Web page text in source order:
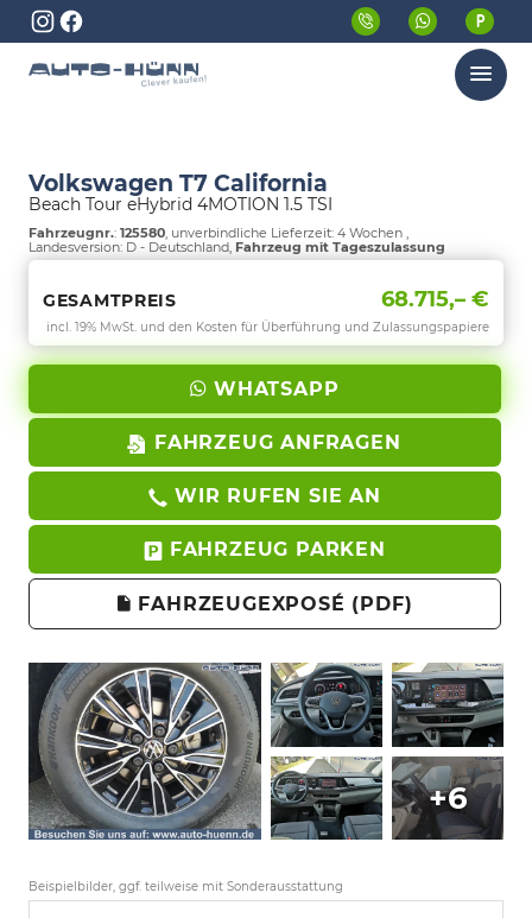
Menü
Volkswagen T7 California
Beach Tour eHybrid 4MOTION 1.5 TSI
Fahrzeugnr.: 125580, unverbindliche Lieferzeit: 4 Wochen ,
Landesversion: D - Deutschland, Fahrzeug mit Tageszulassung
GESAMTPREIS 68.715,– €
incl. 19% MwSt. und den Kosten für Überführung und Zulassungspapiere
WHATSAPP
FAHRZEUG ANFRAGEN
WIR RUFEN SIE AN
FAHRZEUG PARKEN
FAHRZEUGEXPOSÉ (PDF)
+6
Beispielbilder, ggf. teilweise mit Sonderausstattung